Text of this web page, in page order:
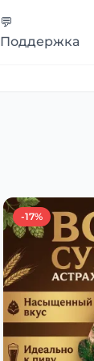
💬
Поддержка
-17%